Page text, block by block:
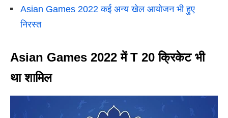
Asian Games 2022 कई अन्य खेल आयोजन भी हुए
निरस्त
Asian Games 2022 में T 20 क्रिकेट भी
था शामिल